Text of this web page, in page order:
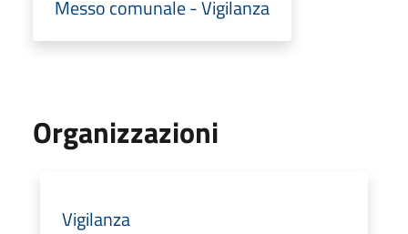
Messo comunale - Vigilanza
Organizzazioni
Vigilanza